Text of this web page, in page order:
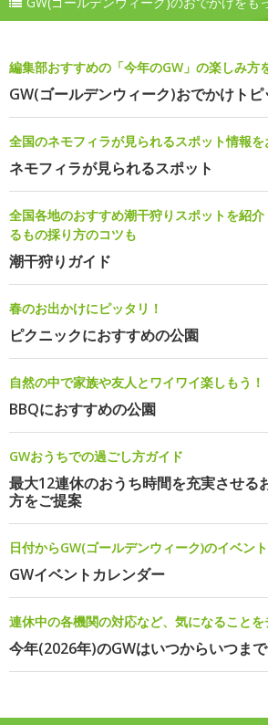
編集部おすすめの「今年のGW」の楽しみ方
GW(ゴールデンウィーク)おでかけトピ
全国のネモフィラが見られるスポット情報
ネモフィラが見られるスポット
全国各地のおすすめ潮干狩りスポットを紹
るもの採り方のコツも
潮干狩りガイド
春のお出かけにピッタリ！
ピクニックにおすすめの公園
自然の中で家族や友人とワイワイ楽しもう！
BBQにおすすめの公園
GWおうちでの過ごし方ガイド
最大12連休のおうち時間を充実させる
方をご提案
日付からGW(ゴールデンウィーク)のイベン
GWイベントカレンダー
連休中の各機関の対応など、気になることを
今年(2026年)のGWはいつからいつまで